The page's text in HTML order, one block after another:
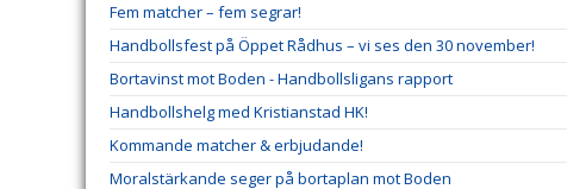
Fem matcher – fem segrar!
Handbollsfest på Öppet Rådhus – vi ses den 30 november!
Bortavinst mot Boden - Handbollsligans rapport
Handbollshelg med Kristianstad HK!
Kommande matcher & erbjudande!
Moralstärkande seger på bortaplan mot Boden